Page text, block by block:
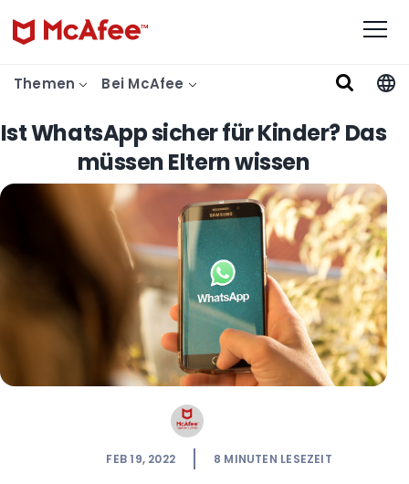
Themen Bei McAfee
Ist WhatsApp sicher für Kinder? Das
müssen Eltern wissen
FEB 19, 2022 8 MINUTEN LESEZEIT